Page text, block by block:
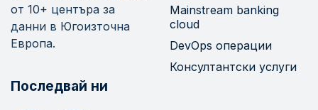
от 10+ центъра за
данни в Югоизточна
Европа.
Последвай ни
Mainstream banking
cloud
DevOps операции
Консултантски услуги